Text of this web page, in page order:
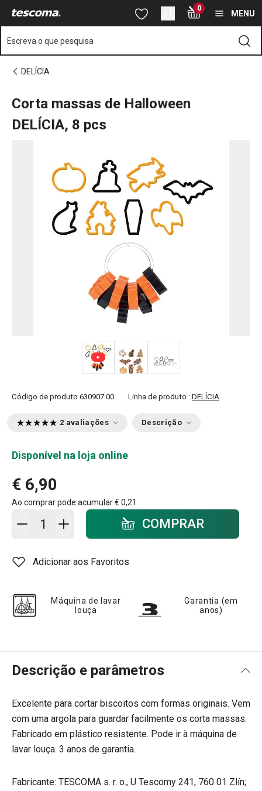
Está na página Corta massas de Halloween DELÍCIA, 8 pcs
Saltar para o conteúdo principal
Saltar para a pesquisa
Saltar para a navegação 0
MENU
Escreva o que pesquisa
DELÍCIA
Corta massas de Halloween
DELÍCIA, 8 pcs
Código de produto 630907.00 Linha de produto : DELÍCIA
2 avaliações Descrição
Disponível na loja online
€ 6,90
Ao comprar pode acumular€ 0,21
Adicionar ao carrinho - quantidadeCOMPRAR
Adicionar aos Favoritos
Máquina de lavar
louça
Garantia (em
anos)
Descrição e parâmetros
Excelente para cortar biscoitos com formas originais. Vem
com uma argola para guardar facilmente os corta massas.
Fabricado em plástico resistente. Pode ir à máquina de
lavar louça. 3 anos de garantia.
Fabricante: TESCOMA s. r. o., U Tescomy 241, 760 01 Zlín;